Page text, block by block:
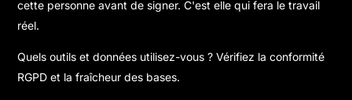
cette personne avant de signer. C'est elle qui fera le travail
réel.
Quels outils et données utilisez-vous ? Vérifiez la conformité
RGPD et la fraîcheur des bases.